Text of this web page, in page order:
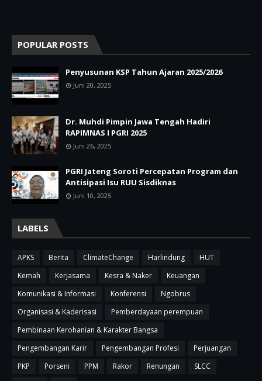
POPULAR POSTS
Penyusunan KSP Tahun Ajaran 2025/2026
Juni 20, 2025
Dr. Muhdi Pimpin Jawa Tengah Hadiri
RAPIMNAS I PGRI 2025
Juni 26, 2025
PGRI Jateng Soroti Percepatan Program dan
Antisipasi Isu RUU Sisdiknas
Juni 10, 2025
LABELS
APKS Berita ClimateChange Harlindung
HUT
Kemah
Kerjasama Kesra & Naker
Keuangan
Komunikasi & Informasi
Konferensi
Ngobrus
Organisasi & Kaderisasi
Pemberdayaan perempuan
Pembinaan Kerohanian & Karakter Bangsa
Pengembangan Karir
Pengembangan Profesi
Perjuangan
PKP
Porseni PPM Rakor Renungan
SLCC